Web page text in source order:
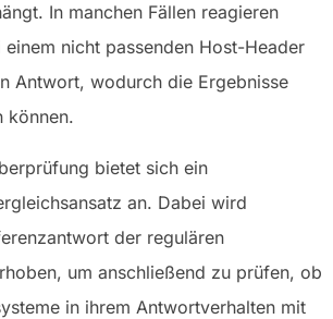
In manchen Fällen reagieren
einem nicht passenden Host-Header
Antwort, wodurch die Ergebnisse
können.
bietet sich ein
an. Dabei wird
der regulären
um anschließend zu prüfen, ob
in ihrem Antwortverhalten mit